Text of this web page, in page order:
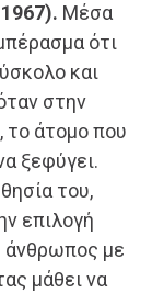
Μέσα
ότι
και
στην
το άτομο που
ξεφύγει.
του,
επιλογή
άνθρωπος με
μάθει να